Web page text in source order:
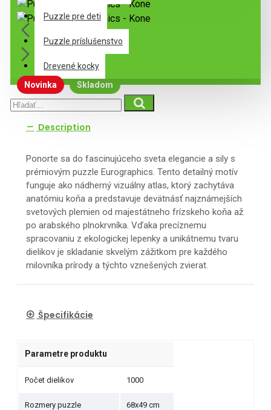
Puzzle pre deti
Puzzle príslušenstvo
Drevené kocky
Novinka Skladom
Description
Ponorte sa do fascinujúceho sveta elegancie a sily s
prémiovým puzzle Eurographics. Tento detailný motív
funguje ako nádherný vizuálny atlas, ktorý zachytáva
anatómiu koňa a predstavuje devätnásť najznámejších
svetových plemien od majestátneho frízskeho koňa až
po arabského plnokrvníka. Vďaka precíznemu
spracovaniu z ekologickej lepenky a unikátnemu tvaru
dielikov je skladanie skvelým zážitkom pre každého
milovníka prírody a týchto vznešených zvierat.
Špecifikácie
Parametre produktu
Počet dielikov 1000
Rozmery puzzle 68x49 cm